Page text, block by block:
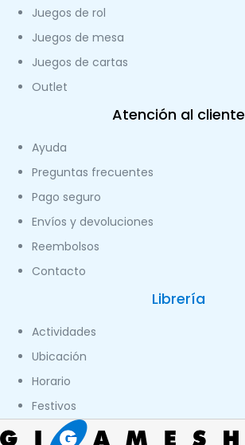
Juegos de rol
Juegos de mesa
Juegos de cartas
Outlet
Atención al cliente
Ayuda
Preguntas frecuentes
Pago seguro
Envíos y devoluciones
Reembolsos
Contacto
Librería
Actividades
Ubicación
Horario
Festivos